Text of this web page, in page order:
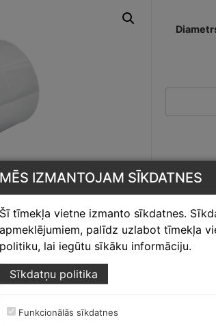
0,5 mm
MĒS IZMANTOJAM SĪKDATNES
Šī tīmekļa vietne izmanto sīkdatnes.
apmeklējumiem, palīdz uzlabot tīmekļa
politiku, lai iegūtu sīkāku informāciju.
Sīkdatņu politika
Funkcionālās sīkdatnes